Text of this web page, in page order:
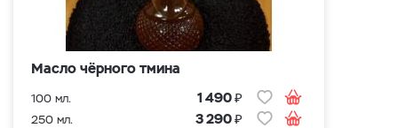
Масло чёрного тмина
100 мл. 1 490₽
250 мл. 3 290₽